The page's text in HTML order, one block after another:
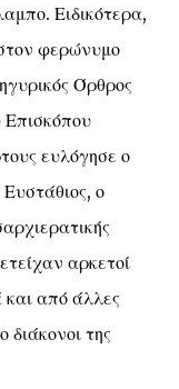
Ειδικότερα,
φερώνυμο
Όρθρος
Επισκόπου
ευλόγησε ο
ο
αρκετοί
από άλλες
διάκονοι της